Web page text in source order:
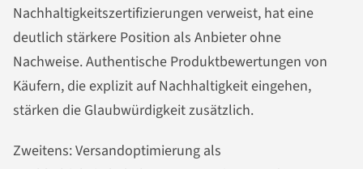
Nachhaltigkeitszertifizierungen verweist, hat eine
deutlich stärkere Position als Anbieter ohne
Nachweise. Authentische Produktbewertungen von
Käufern, die explizit auf Nachhaltigkeit eingehen,
stärken die Glaubwürdigkeit zusätzlich.
Zweitens: Versandoptimierung als